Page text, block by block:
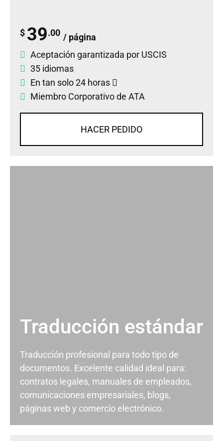
$ 39.00 / página
Aceptación garantizada por USCIS
35 idiomas
En tan solo 24 horas
Miembro Corporativo de ATA
HACER PEDIDO
Traducción estándar
Traducción profesional para todo tipo de
documentos. Excelente calidad ideal para:
contratos legales, manuales de empleados,
comunicaciones empresariales, blogs,
páginas web y comercio electrónico.